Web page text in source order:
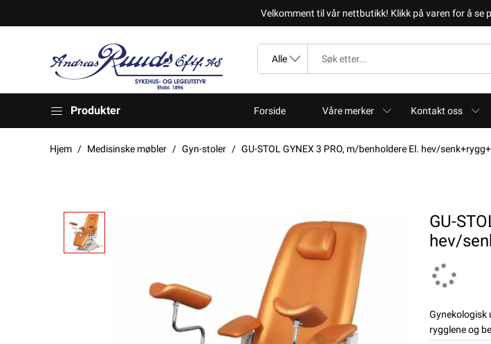
Velkomment til vår nettbutikk! Klikk på varen for å se
Produkter Forside Våre merker Kontakt oss
Hjem Medisinske møbler Gyn-stoler GU-STOL GYNEX 3 PRO, m/benholdere El. hev/
GU-
hev/
Gynekologisk
rygglene og